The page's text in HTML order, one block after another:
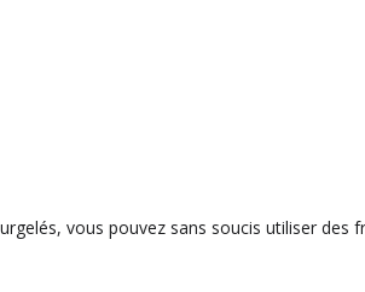
vous pouvez sans soucis utiliser des